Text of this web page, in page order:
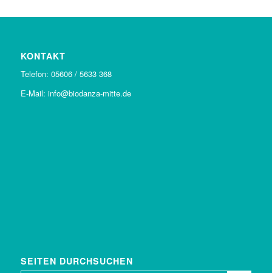
KONTAKT
Telefon: 05606 / 5633 368
E-Mail: info@biodanza-mitte.de
SEITEN DURCHSUCHEN